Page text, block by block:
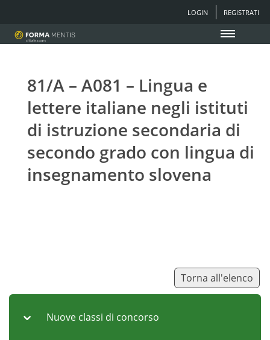
LOGIN REGISTRATI
81/A – A081 – Lingua e
lettere italiane negli istituti
di istruzione secondaria di
secondo grado con lingua di
insegnamento slovena
Torna all'elenco
Nuove classi di concorso